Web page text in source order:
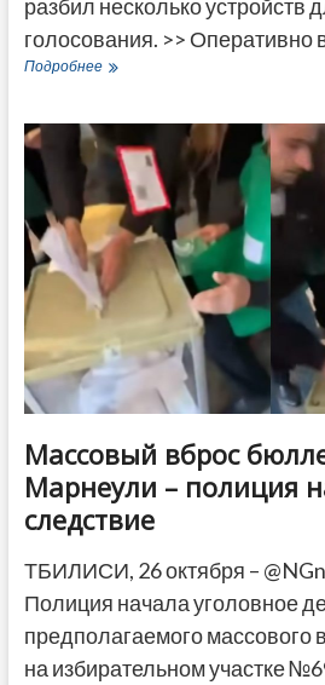
разбил несколько устройств
голосования. >> Оперативно
ПодробнееНа
неизвестный
разнес
избирательный
участок
Массовый вброс
Марнеули – полиция
следствие
ТБИЛИСИ, 26 октября –
Полиция начала уголовное
предполагаемого массового
на избирательном участке